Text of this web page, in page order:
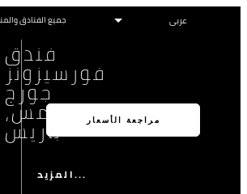
جميع الفنادق
فندق
فورسيزونز
جورج
الخامس،
باريس
المزيد...
مراجعة الأسعار